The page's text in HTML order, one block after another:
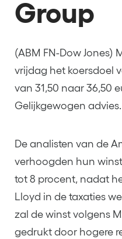
Group
(ABM FN-Dow Jones)
vrijdag het koersdoel
van 31,50 naar 36,50
Gelijkgewogen advies.
De analisten van de
verhoogden hun
tot 8 procent, nadat
Lloyd in de taxaties
zal de winst volgens
gedrukt door hogere